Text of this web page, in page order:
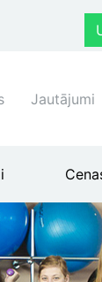
Jautājumi